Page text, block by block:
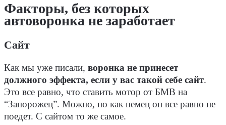
Факторы, без которых
автоворонка не заработает
Сайт
Как мы уже писали, воронка не принесет
должного эффекта, если у вас такой себе сайт.
Это все равно, что ставить мотор от БМВ на
“Запорожец”. Можно, но как немец он все равно не
поедет. С сайтом то же самое.